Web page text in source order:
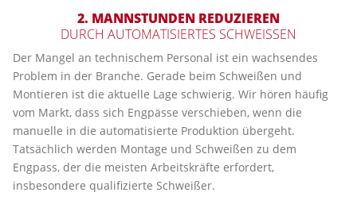
2. MANNSTUNDEN REDUZIEREN
DURCH AUTOMATISIERTES SCHWEISSEN
Der Mangel an technischem Personal ist ein wachsendes
Problem in der Branche. Gerade beim Schweißen und
Montieren ist die aktuelle Lage schwierig. Wir hören häufig
vom Markt, dass sich Engpässe verschieben, wenn die
manuelle in die automatisierte Produktion übergeht.
Tatsächlich werden Montage und Schweißen zu dem
Engpass, der die meisten Arbeitskräfte erfordert,
insbesondere qualifizierte Schweißer.